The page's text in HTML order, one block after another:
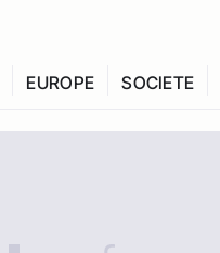
EUROPE SOCIETE